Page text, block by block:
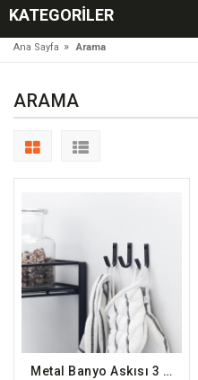
KATEGORILER
Ana Sayfa » Arama
ARAMA
Metal Banyo Askısı 3 Parça (DFFHVL20)